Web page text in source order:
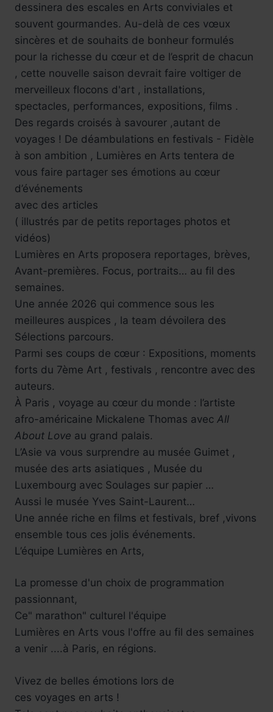
dessinera des escales en Arts conviviales et
souvent gourmandes. Au-delà de ces vœux
sincères et de souhaits de bonheur formulés
pour la richesse du cœur et de l’esprit de chacun
, cette nouvelle saison devrait faire voltiger de
merveilleux flocons d'art , installations,
spectacles, performances, expositions, films .
Des regards croisés à savourer ,autant de
voyages ! De déambulations en festivals - Fidèle
à son ambition , Lumières en Arts tentera de
vous faire partager ses émotions au cœur
d’événements
avec des articles
( illustrés par de petits reportages photos et
vidéos)
Lumières en Arts proposera reportages, brèves,
Avant-premières. Focus, portraits… au fil des
semaines.
Une année 2026 qui commence sous les
meilleures auspices , la team dévoilera des
Sélections parcours.
Parmi ses coups de cœur : Expositions, moments
forts du 7ème Art , festivals , rencontre avec des
auteurs.
À Paris , voyage au cœur du monde : l’artiste
afro-américaine Mickalene Thomas avec All
About Love au grand palais.
L’Asie va vous surprendre au musée Guimet ,
musée des arts asiatiques , Musée du
Luxembourg avec Soulages sur papier …
Aussi le musée Yves Saint-Laurent…
Une année riche en films et festivals, bref ,vivons
ensemble tous ces jolis événements.
L’équipe Lumières en Arts,
La promesse d'un choix de programmation
passionnant,
Ce" marathon" culturel l'équipe
Lumières en Arts vous l'offre au fil des semaines
a venir ....à Paris, en régions.
Vivez de belles émotions lors de
ces voyages en arts !